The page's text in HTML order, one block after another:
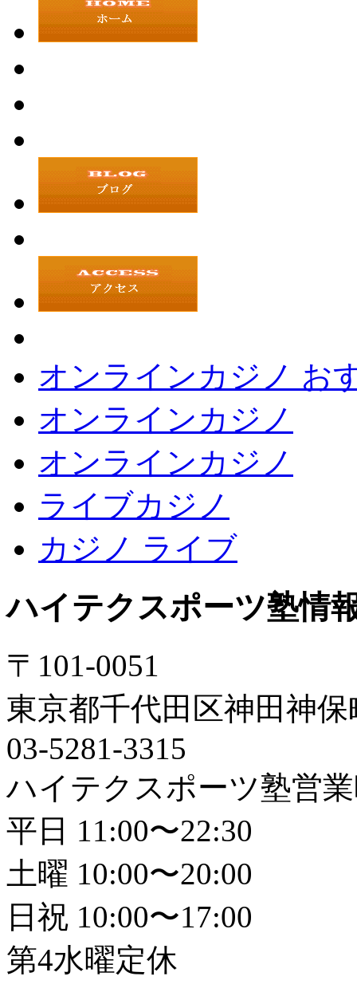
オンラインカジノ お
オンラインカジノ
オンラインカジノ
ライブカジノ
カジノ ライブ
ハイテクスポーツ塾情
〒101-0051
東京都千代田区神田神保
03-5281-3315
ハイテクスポーツ塾営
平日 11:00〜22:30
土曜 10:00〜20:00
日祝 10:00〜17:00
第4水曜定休